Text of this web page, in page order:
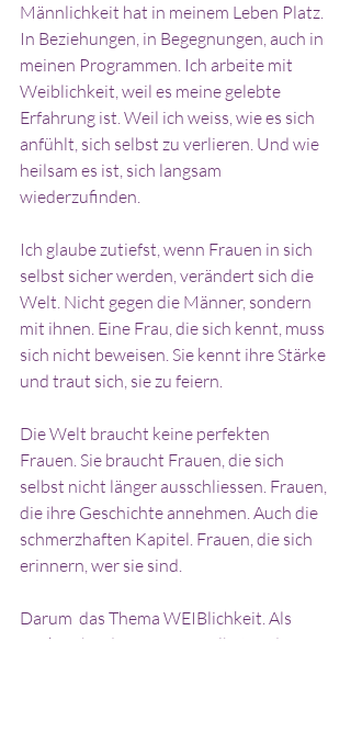
Männlichkeit hat in meinem Leben Platz.
In Beziehungen, in Begegnungen, auch in
meinen Programmen. Ich arbeite mit
Weiblichkeit, weil es meine gelebte
Erfahrung ist. Weil ich weiss, wie es sich
anfühlt, sich selbst zu verlieren. Und wie
heilsam es ist, sich langsam
wiederzufinden.
Ich glaube zutiefst, wenn Frauen in sich
selbst sicher werden, verändert sich die
Welt. Nicht gegen die Männer, sondern
mit ihnen. Eine Frau, die sich kennt, muss
sich nicht beweisen. Sie kennt ihre Stärke
und traut sich, sie zu feiern.
Die Welt braucht keine perfekten
Frauen. Sie braucht Frauen, die sich
selbst nicht länger ausschliessen. Frauen,
die ihre Geschichte annehmen. Auch die
schmerzhaften Kapitel. Frauen, die sich
erinnern, wer sie sind.
Darum  das Thema WEIBlichkeit. Als
Rückverbindung  zu uns selbst und